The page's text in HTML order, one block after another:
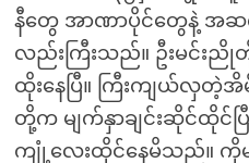
နီတွေ အာဏာပိုင်တွေနဲ့ အ
လည်းကြီးသည်။ ဦးမင်းညို
ထိုးနေပြီ။ ကြီးကျယ်လှတဲ့
တို့က မျက်နှာချင်းဆိုင်ထိုင်ပ
ကျုံ့လေးထိုင်နေမိသည်။